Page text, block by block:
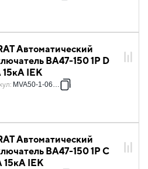
Автоматический
ВА47-150 1P D
15кА IEK
: MVA50-1-063-D
Автоматический
ВА47-150 1P C
15кА IEK